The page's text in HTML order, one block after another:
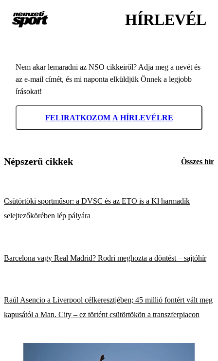
HÍRLEVÉL
Nem akar lemaradni az NSO cikkeiről? Adja meg a nevét és
az e-mail címét, és mi naponta elküldjük Önnek a legjobb
írásokat!
FELIRATKOZOM A HÍRLEVÉLRE
Népszerű cikkek Összes hír
Csütörtöki sportműsor: a DVSC és az ETO is a Kl harmadik
selejtezőkörében lép pályára
Barcelona vagy Real Madrid? Rodri meghozta a döntést – sajtóhír
Raúl Asencio a Liverpool célkeresztjében; 45 millió fontért vált meg
kapusától a Man. City – ez történt csütörtökön a transzferpiacon